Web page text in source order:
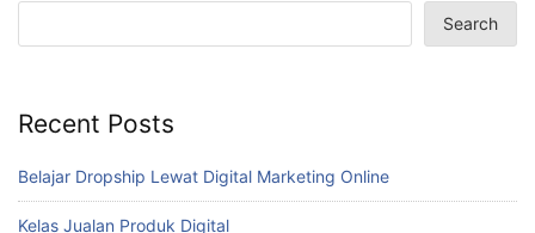
Search
Recent Posts
Belajar Dropship Lewat Digital Marketing Online
Kelas Jualan Produk Digital